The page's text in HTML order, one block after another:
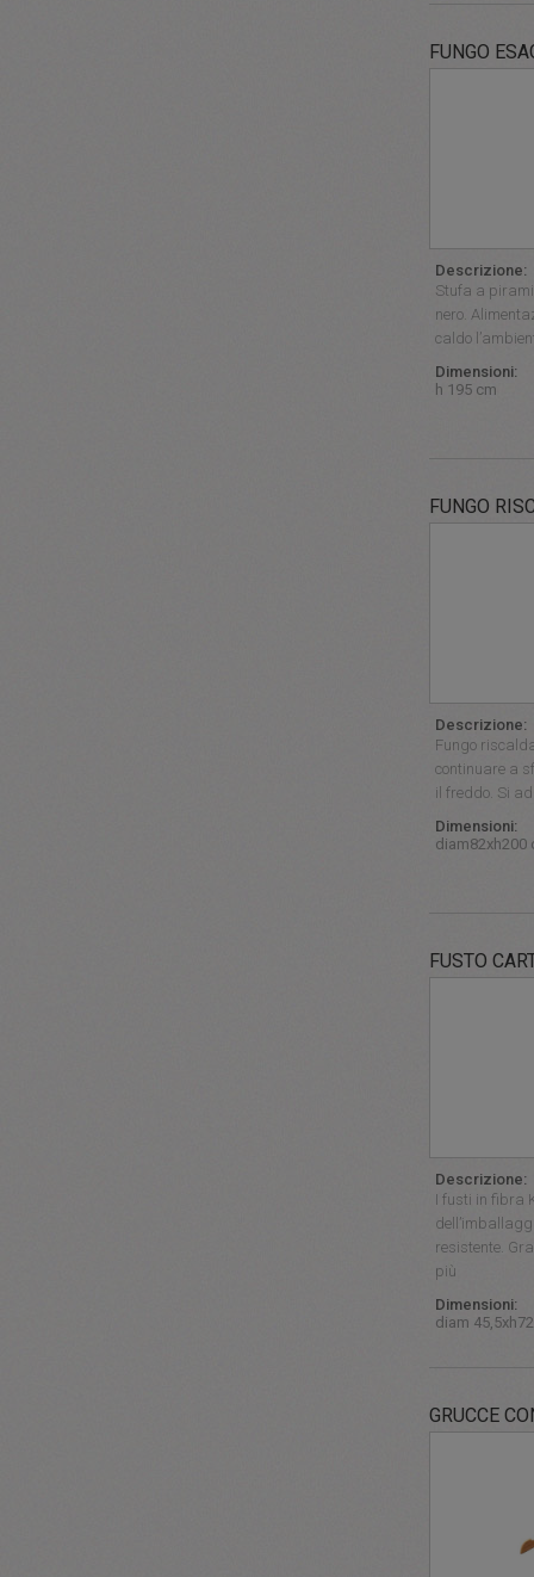
FUNGO
Descrizione:
Stufa a
nero.
caldo
Dimensioni:
h 195 cm
FUNGO
Descrizione:
Fungo
continuare a
il freddo. Si
Dimensioni:
diam82xh200
FUSTO
Descrizione:
I fusti in fibra
resistente.
più
Dimensioni:
diam
GRUCCE